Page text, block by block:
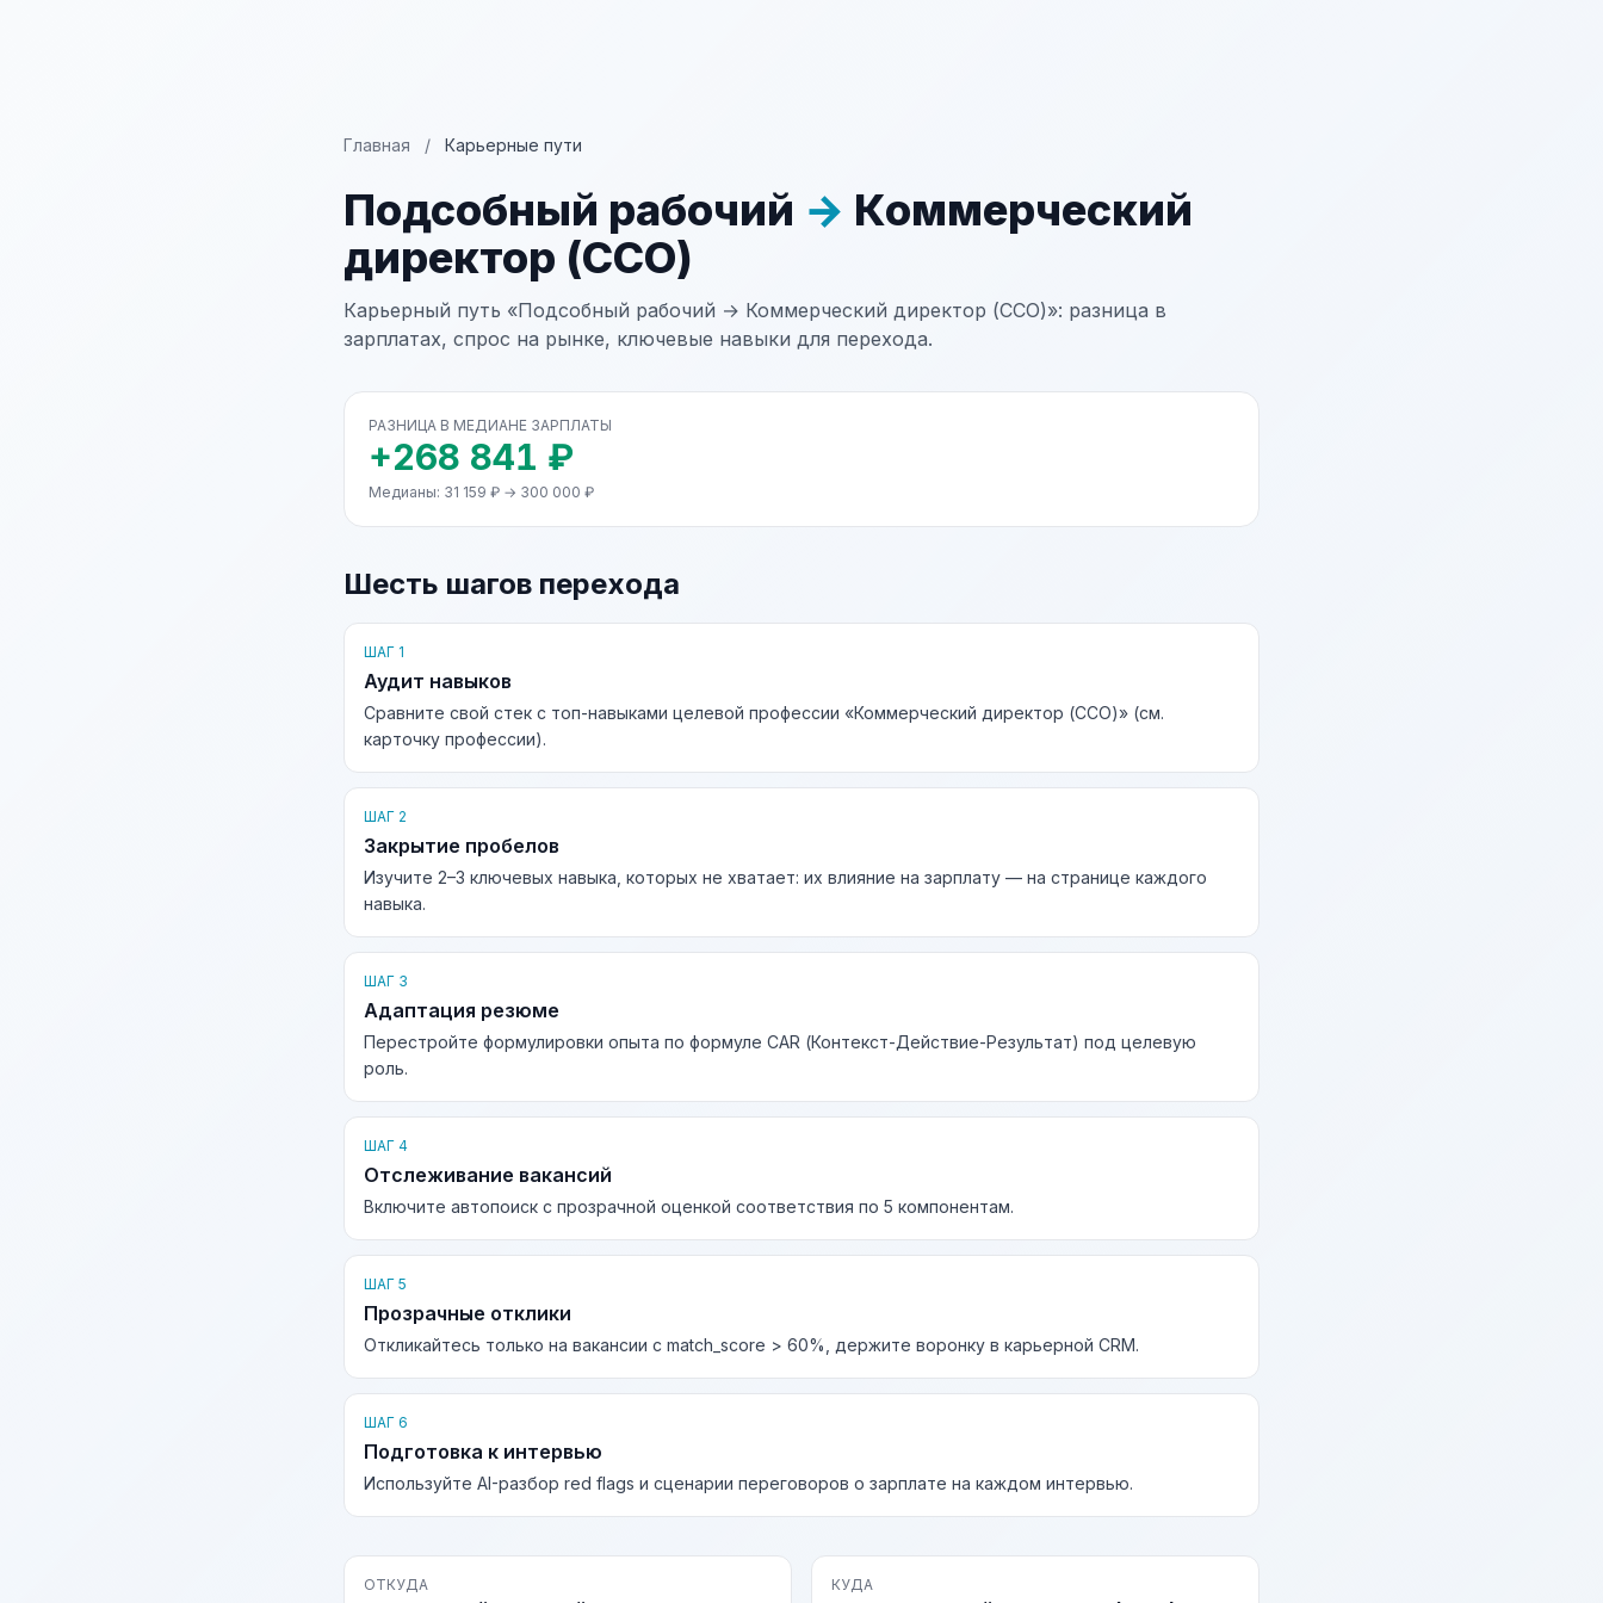
Главная / Карьерные пути
Подсобный рабочий → Коммерческий
директор (CCO)
Карьерный путь «Подсобный рабочий → Коммерческий директор (CCO)»: разница в
зарплатах, спрос на рынке, ключевые навыки для перехода.
РАЗНИЦА В МЕДИАНЕ ЗАРПЛАТЫ
+268 841 ₽
Медианы: 31 159 ₽ → 300 000 ₽
Шесть шагов перехода
ШАГ 1
Аудит навыков
Сравните свой стек с топ-навыками целевой профессии «Коммерческий директор (CCO)» (см.
карточку профессии).
ШАГ 2
Закрытие пробелов
Изучите 2–3 ключевых навыка, которых не хватает: их влияние на зарплату — на странице каждого
навыка.
ШАГ 3
Адаптация резюме
Перестройте формулировки опыта по формуле CAR (Контекст-Действие-Результат) под целевую
роль.
ШАГ 4
Отслеживание вакансий
Включите автопоиск с прозрачной оценкой соответствия по 5 компонентам.
ШАГ 5
Прозрачные отклики
Откликайтесь только на вакансии с match_score > 60%, держите воронку в карьерной CRM.
ШАГ 6
Подготовка к интервью
Используйте AI-разбор red flags и сценарии переговоров о зарплате на каждом интервью.
ОТКУДА КУДА